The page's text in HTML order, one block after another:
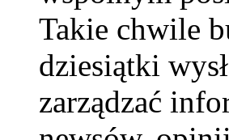
Takie chwile
dziesiątki
zarządzać